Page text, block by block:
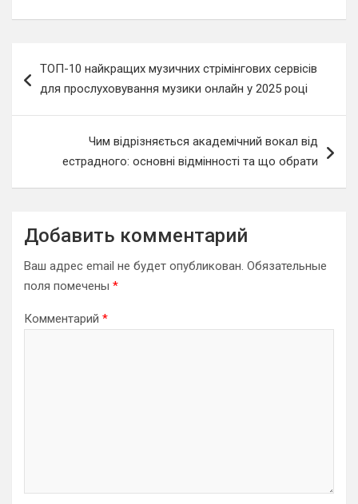
по
ТОП-10 найкращих музичних стрімінгових сервісів
для прослуховування музики онлайн у 2025 році
Чим відрізняється академічний вокал від
естрадного: основні відмінності та що обрати
Добавить комментарий
Ваш адрес email не будет опубликован. Обязательные
поля помечены *
Комментарий *